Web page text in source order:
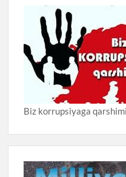
Biz korrupsiyaga